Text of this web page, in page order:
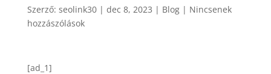
Szerző: seolink30| dec 8, 2023 | Blog| Nincsenek
hozzászólások
[ad_1]